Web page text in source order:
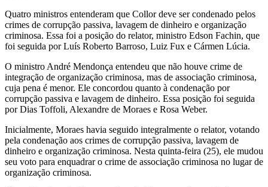
Quatro ministros entenderam que Collor deve ser condenado pelos
crimes de corrupção passiva, lavagem de dinheiro e organização
criminosa. Essa foi a posição do relator, ministro Edson Fachin, que
foi seguida por Luís Roberto Barroso, Luiz Fux e Cármen Lúcia.
O ministro André Mendonça entendeu que não houve crime de
integração de organização criminosa, mas de associação criminosa,
cuja pena é menor. Ele concordou quanto à condenação por
corrupção passiva e lavagem de dinheiro. Essa posição foi seguida
por Dias Toffoli, Alexandre de Moraes e Rosa Weber.
Inicialmente, Moraes havia seguido integralmente o relator, votando
pela condenação aos crimes de corrupção passiva, lavagem de
dinheiro e organização criminosa. Nesta quinta-feira (25), ele mudou
seu voto para enquadrar o crime de associação criminosa no lugar de
organização criminosa.